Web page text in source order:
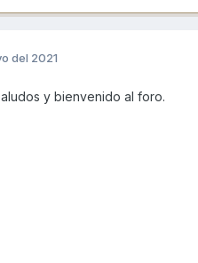
del 2021
y bienvenido al foro.